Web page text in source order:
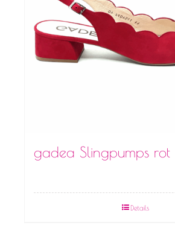
gadea Slingpumps rot
Details